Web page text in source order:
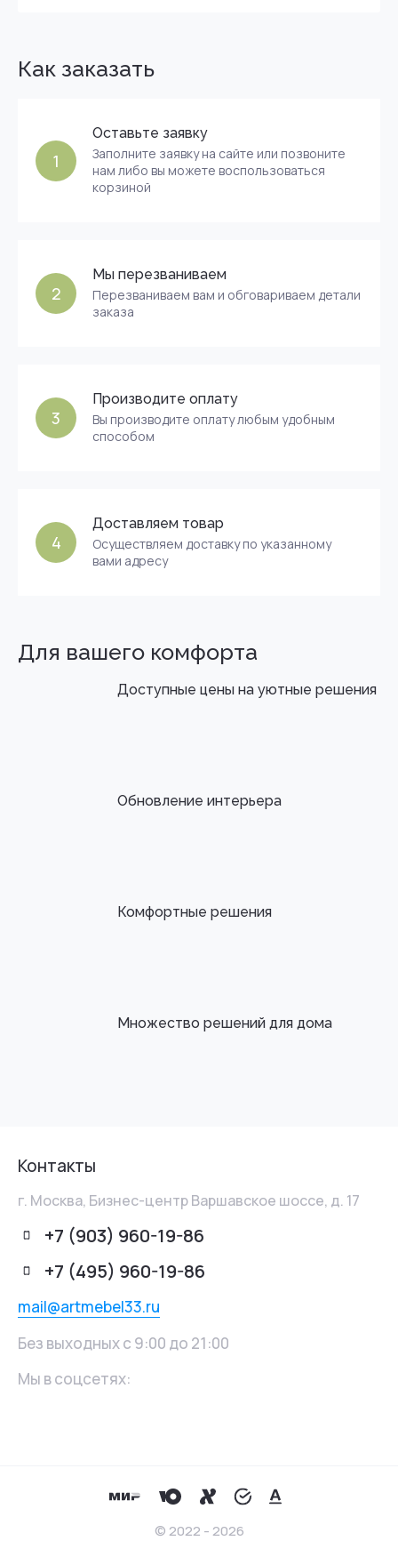
Как заказать
1
Оставьте заявку
Заполните заявку на сайте или позвоните
нам либо вы можете воспользоваться
корзиной
2
Мы перезваниваем
Перезваниваем вам и обговариваем детали
заказа
3
Производите оплату
Вы производите оплату любым удобным
способом
4
Доставляем товар
Осуществляем доставку по указанному
вами адресу
Для вашего комфорта
Доступные цены на уютные решения
Обновление интерьера
Комфортные решения
Множество решений для дома
Контакты
г. Москва, Бизнес-центр Варшавское шоссе, д. 17
+7 (903) 960-19-86
+7 (495) 960-19-86
mail@artmebel33.ru
Без выходных с 9:00 до 21:00
Мы в соцсетях:
© 2022 - 2026